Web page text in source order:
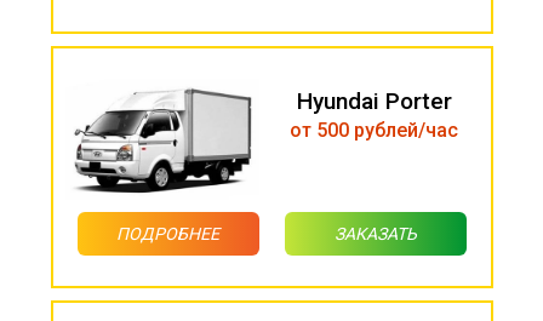
Hyundai Porter
от 500 рублей/час
ПОДРОБНЕЕ ЗАКАЗАТЬ